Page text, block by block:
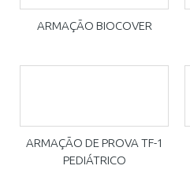
ARMAÇÃO BIOCOVER
ARMAÇÃO DE PROVA TF-1
PEDIÁTRICO